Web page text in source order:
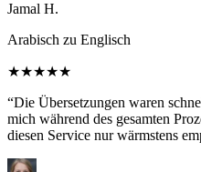
Jamal H.
Arabisch zu Englisch
★★★★★
“Die Übersetzungen waren
mich während des gesamten
diesen Service nur wärmstens